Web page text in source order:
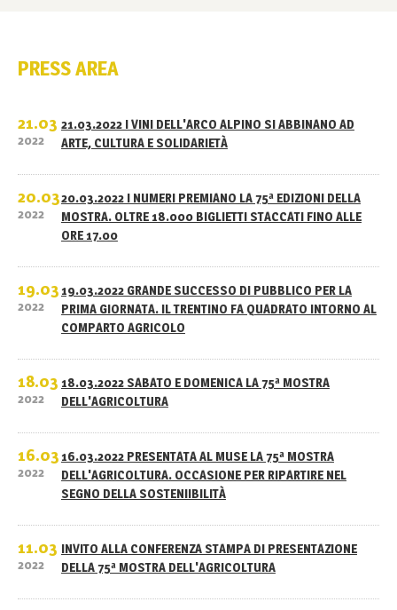
PRESS AREA
21.03
2022
21.03.2022 I VINI DELL'ARCO ALPINO SI ABBINANO AD
ARTE, CULTURA E SOLIDARIETÀ
20.03
2022
20.03.2022 I NUMERI PREMIANO LA 75ª EDIZIONI DELLA
MOSTRA. OLTRE 18.000 BIGLIETTI STACCATI FINO ALLE
ORE 17.00
19.03
2022
19.03.2022 GRANDE SUCCESSO DI PUBBLICO PER LA
PRIMA GIORNATA. IL TRENTINO FA QUADRATO INTORNO AL
COMPARTO AGRICOLO
18.03
2022
18.03.2022 SABATO E DOMENICA LA 75ª MOSTRA
DELL'AGRICOLTURA
16.03
2022
16.03.2022 PRESENTATA AL MUSE LA 75ª MOSTRA
DELL'AGRICOLTURA. OCCASIONE PER RIPARTIRE NEL
SEGNO DELLA SOSTENIIBILITÀ
11.03
2022
INVITO ALLA CONFERENZA STAMPA DI PRESENTAZIONE
DELLA 75ª MOSTRA DELL'AGRICOLTURA